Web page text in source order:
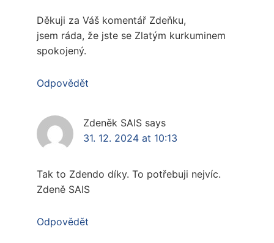
Děkuji za Váš komentář Zdeňku,
jsem ráda, že jste se Zlatým kurkuminem
spokojený.
Odpovědět
Zdeněk SAIS says
31. 12. 2024 at 10:13
Tak to Zdendo díky. To potřebuji nejvíc.
Zdeně SAIS
Odpovědět